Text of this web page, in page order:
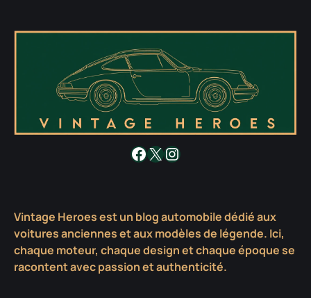
Facebook
X Instagram
Vintage Heroes est un blog automobile dédié aux
voitures anciennes et aux modèles de légende. Ici,
chaque moteur, chaque design et chaque époque se
racontent avec passion et authenticité.